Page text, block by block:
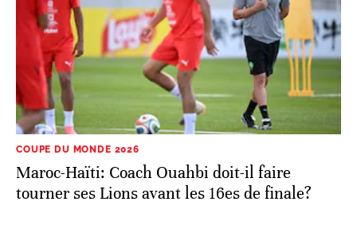
COUPE DU MONDE 2026
Maroc-Haïti: Coach Ouahbi doit-il faire
tourner ses Lions avant les 16es de finale?